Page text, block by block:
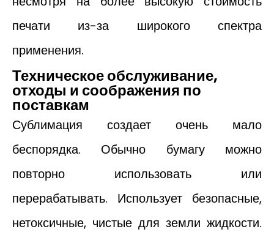
печати из-за широкого спектра
применения.
Техническое обслуживание,
отходы и соображения по
поставкам
Сублимация создает очень мало
беспорядка. Обычно бумагу можно
повторно использовать или
перерабатывать. Использует безопасные,
нетоксичные, чистые для земли жидкости.